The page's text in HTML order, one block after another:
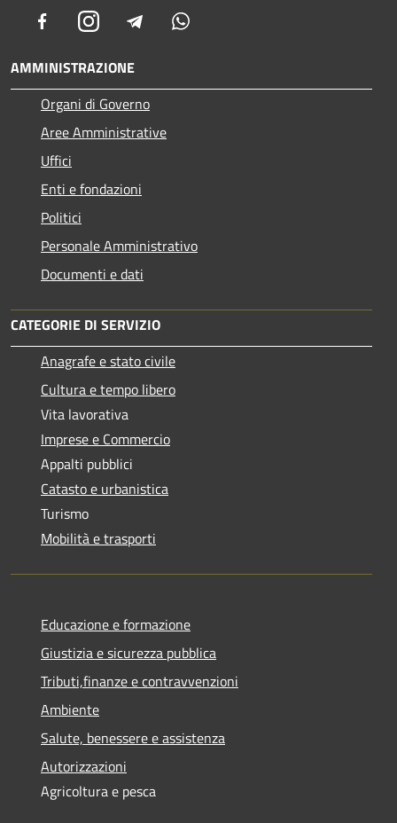
FacebookInstagram Telegram
AMMINISTRAZIONE
Organi di Governo
Aree Amministrative
Uffici
Enti e fondazioni
Politici
Personale Amministrativo
Documenti e dati
CATEGORIE DI SERVIZIO
Anagrafe e stato civile
Cultura e tempo libero
Vita lavorativa
Imprese e Commercio
Appalti pubblici
Catasto e urbanistica
Turismo
Mobilità e trasporti
Educazione e formazione
Giustizia e sicurezza pubblica
Tributi,finanze e contravvenzioni
Ambiente
Salute, benessere e assistenza
Autorizzazioni
Agricoltura e pesca